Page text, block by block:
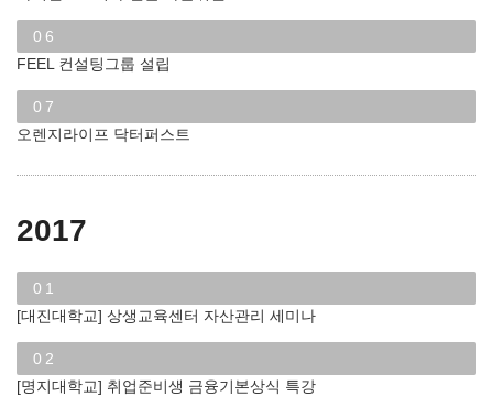
06
FEEL 컨설팅그룹 설립
07
오렌지라이프 닥터퍼스트
2017
01
[대진대학교] 상생교육센터 자산관리 세미나
02
[명지대학교] 취업준비생 금융기본상식 특강